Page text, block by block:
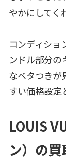
やかにしてく
コンディショ
ンドル部分の
なベタつきが
すい価格設定
LOUIS
ン）の買